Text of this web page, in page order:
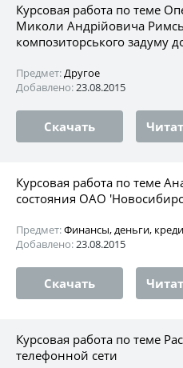
Курсовая работа по теме
Миколи Андрійовича
композиторського задуму
Предмет:Другое
Добавлено:23.08.2015
Скачать
Курсовая работа по теме
состояния ОАО
Предмет:Финансы, деньги,
Добавлено:23.08.2015
Скачать
Курсовая работа по теме
телефонной сети